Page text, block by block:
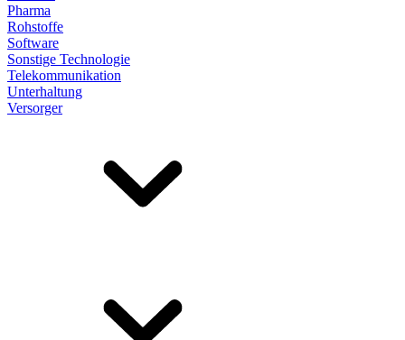
Pharma
Rohstoffe
Software
Sonstige Technologie
Telekommunikation
Unterhaltung
Versorger